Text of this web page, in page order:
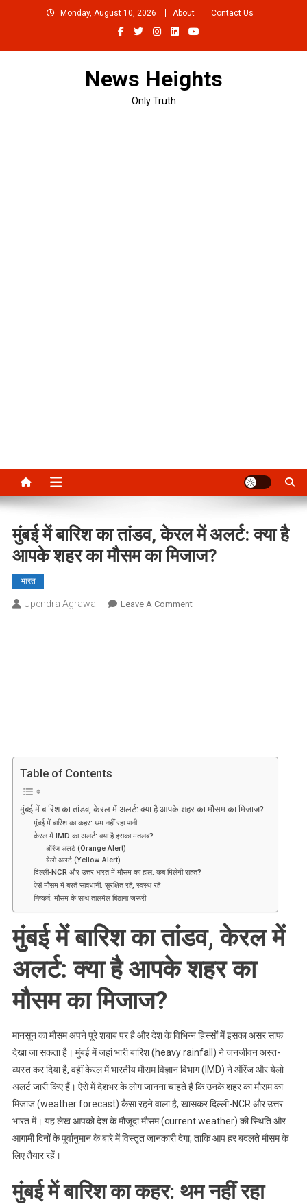
Monday, August 10, 2026 About Contact Us
News Heights
Only Truth
मुंबई में बारिश का तांडव, केरल में अलर्ट: क्या है
आपके शहर का मौसम का मिजाज?
भारत
Upendra Agrawal Leave A CommentOn
का
Table of Contents
मुंबई में बारिश का तांडव, केरल में अलर्ट: क्या है आपके शहर का मौसम का मिजाज?
मुंबई में बारिश का कहर: थम नहीं रहा पानी
केरल में IMD का अलर्ट: क्या है इसका मतलब?
ऑरेंज अलर्ट (Orange Alert)
येलो अलर्ट (Yellow Alert)
दिल्ली-NCR और उत्तर भारत में मौसम का हाल: कब मिलेगी राहत?
ऐसे मौसम में बरतें सावधानी: सुरक्षित रहें, स्वस्थ रहें
निष्कर्ष: मौसम के साथ तालमेल बिठाना जरूरी
मुंबई में बारिश का तांडव, केरल में
अलर्ट: क्या है आपके शहर का
मौसम का मिजाज?
मानसून का मौसम अपने पूरे शबाब पर है और देश के विभिन्न हिस्सों में इसका असर साफ
देखा जा सकता है। मुंबई में जहां भारी बारिश (heavy rainfall) ने जनजीवन अस्त-
व्यस्त कर दिया है, वहीं केरल में भारतीय मौसम विज्ञान विभाग (IMD) ने ऑरेंज और येलो
अलर्ट जारी किए हैं। ऐसे में देशभर के लोग जानना चाहते हैं कि उनके शहर का मौसम का
मिजाज (weather forecast) कैसा रहने वाला है, खासकर दिल्ली-NCR और उत्तर
भारत में। यह लेख आपको देश के मौजूदा मौसम (current weather) की स्थिति और
आगामी दिनों के पूर्वानुमान के बारे में विस्तृत जानकारी देगा, ताकि आप हर बदलते मौसम के
लिए तैयार रहें।
मुंबई में बारिश का कहर: थम नहीं रहा